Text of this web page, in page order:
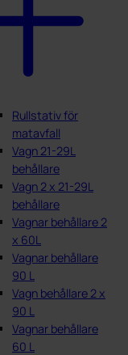
Rullstativ för
matavfall
Vagn 21-29L
behållare
Vagn 2 x 21-29L
behållare
Vagnar behållare 2
x 60L
Vagnar behållare
90 L
Vagn behållare 2 x
90 L
Vagnar behållare
60 L